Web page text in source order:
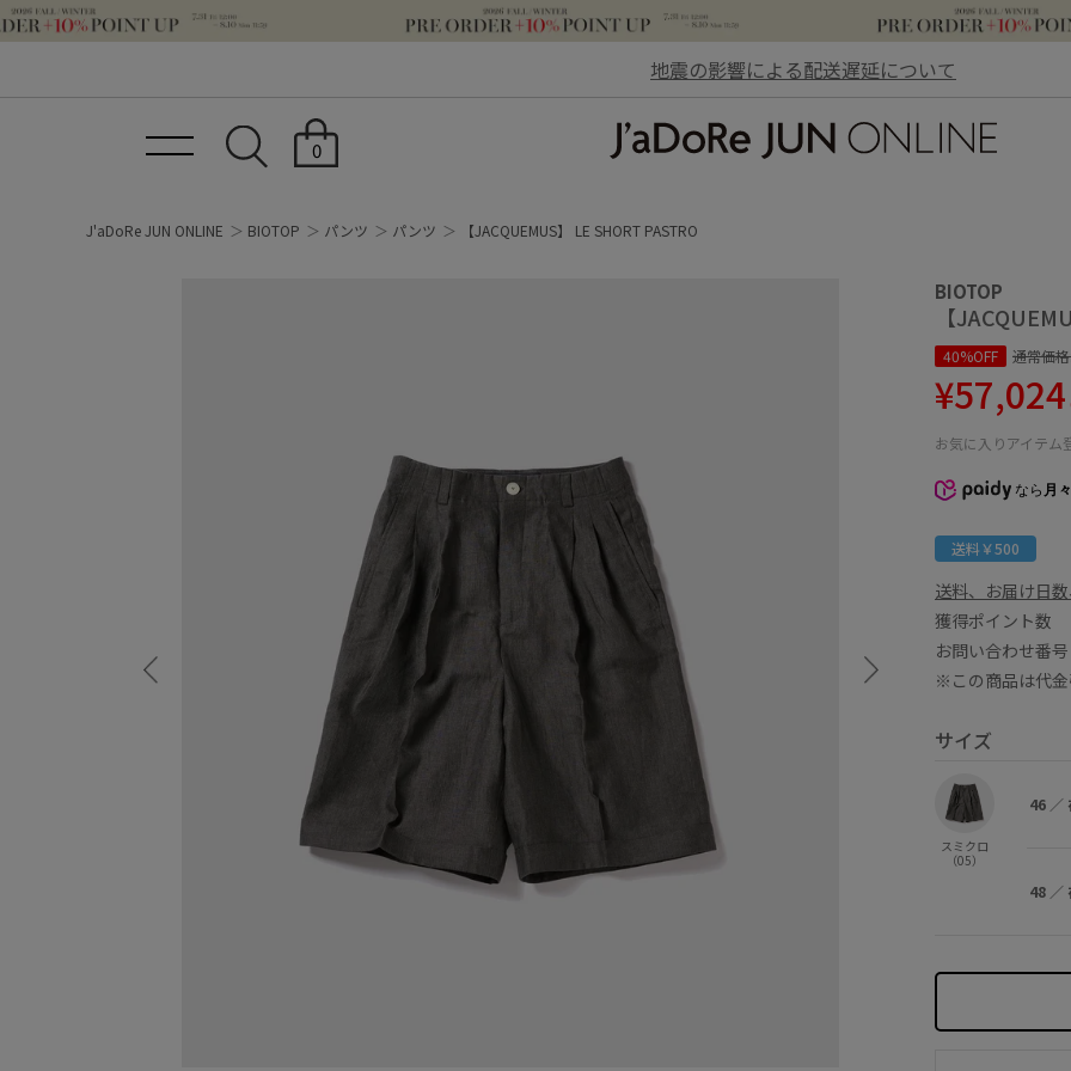
地震の影響による配送遅延について
0
J'aDoRe JUN ONLINE BIOTOP パンツ パンツ 【JACQUEMUS】 LE SHORT PASTRO
BIOTOP
【
40%OFF 通常価
¥57,024
お気に入りアイテム
なら 月
送料￥500
送料、お届け日
獲得ポイント数
お問い合わせ番
※この商品は代
サイズ
スミクロ
（05）
46 ／
48 ／